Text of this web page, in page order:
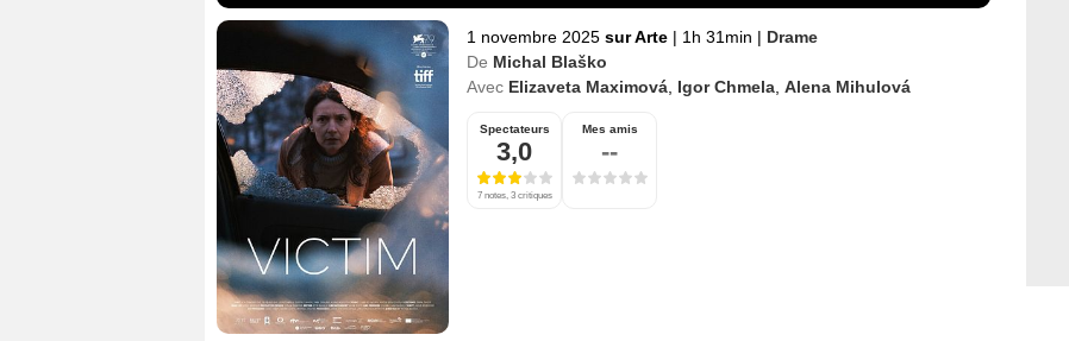
1 novembre 2025 sur Arte | 1h 31min | Drame
De Michal Blaško
Avec Elizaveta Maximová Igor Chmela Alena Mihulová
Spectateurs
3,0
7 notes, 3 critiques
Mes amis
--